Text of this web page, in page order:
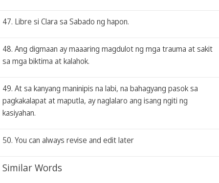
47. Libre si Clara sa Sabado ng hapon.
48. Ang digmaan ay maaaring magdulot ng mga trauma at sakit
sa mga biktima at kalahok.
49. At sa kanyang maninipis na labi, na bahagyang pasok sa
pagkakalapat at maputla, ay naglalaro ang isang ngiti ng
kasiyahan.
50. You can always revise and edit later
Similar Words